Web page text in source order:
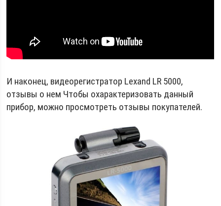
И наконец, видеорегистратор Lexand LR 5000,
отзывы о нем Чтобы охарактеризовать данный
прибор, можно просмотреть отзывы покупателей.